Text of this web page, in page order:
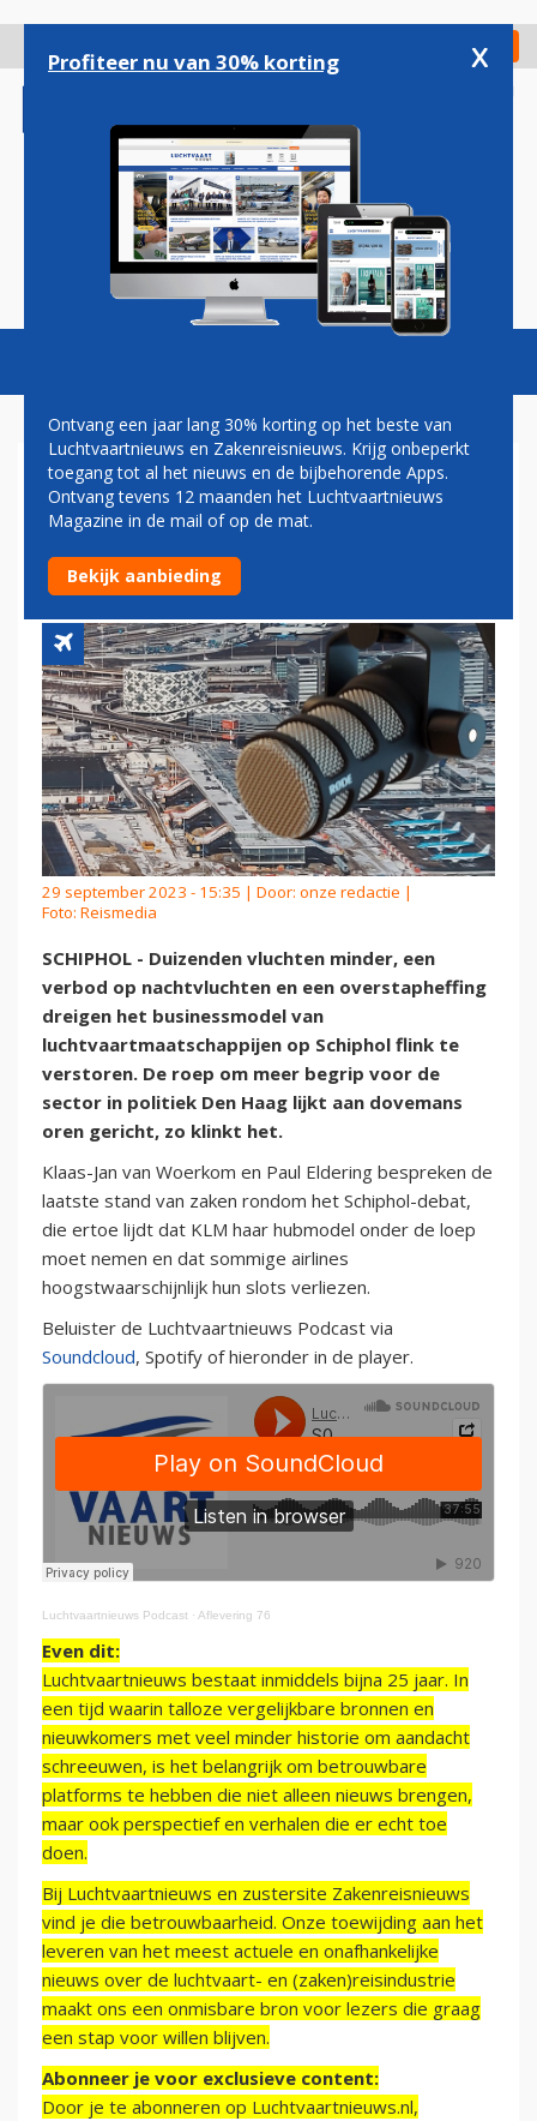
gaan
Check in
Magazine Podcasts Vacatures
LVN PODCAST: LUCHTVAART
IN DE KNEL DOOR KRIMP
SCHIPHOL
29 september 2023 - 15:35 | Door: onze redactie |
Foto: Reismedia
SCHIPHOL - Duizenden vluchten minder, een
verbod op nachtvluchten en een overstapheffing
dreigen het businessmodel van
luchtvaartmaatschappijen op Schiphol flink te
verstoren. De roep om meer begrip voor de
sector in politiek Den Haag lijkt aan dovemans
oren gericht, zo klinkt het.
Klaas-Jan van Woerkom en Paul Eldering bespreken de
laatste stand van zaken rondom het Schiphol-debat,
die ertoe lijdt dat KLM haar hubmodel onder de loep
moet nemen en dat sommige airlines
hoogstwaarschijnlijk hun slots verliezen.
Beluister de Luchtvaartnieuws Podcast via
Soundcloud, Spotify of hieronder in de player.
Luchtvaartnieuws Podcast · Aflevering 76
Even dit:
Luchtvaartnieuws bestaat inmiddels bijna 25 jaar. In
een tijd waarin talloze vergelijkbare bronnen en
nieuwkomers met veel minder historie om aandacht
schreeuwen, is het belangrijk om betrouwbare
platforms te hebben die niet alleen nieuws brengen,
maar ook perspectief en verhalen die er echt toe
doen.
Bij Luchtvaartnieuws en zustersite Zakenreisnieuws
vind je die betrouwbaarheid. Onze toewijding aan het
leveren van het meest actuele en onafhankelijke
nieuws over de luchtvaart- en (zaken)reisindustrie
maakt ons een onmisbare bron voor lezers die graag
een stap voor willen blijven.
Abonneer je voor exclusieve content:
Door je te abonneren op Luchtvaartnieuws.nl,
Profiteer nu van 30% korting x
Ontvang een jaar lang 30% korting op het beste van
Luchtvaartnieuws en Zakenreisnieuws. Krijg onbeperkt
toegang tot al het nieuws en de bijbehorende Apps.
Ontvang tevens 12 maanden het Luchtvaartnieuws
Magazine in de mail of op de mat.
Bekijk aanbieding